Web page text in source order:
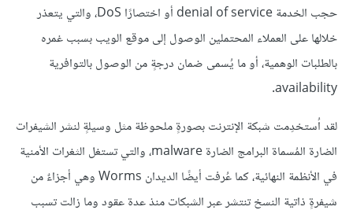
حجب الخدمة denial of service أو اختصارًا DoS، والتي يتعذر
خلالها على العملاء المحتملين الوصول إلى موقع الويب بسبب غمره
بالطلبات الوهمية، أو ما يُسمى ضمان درجةٍ من الوصول بالتوافرية
availability.
لقد اُستخدِمت شبكة الإنترنت بصورةٍ ملحوظة مثل وسيلةٍ لنشر الشيفرات
الضارة المُسماة البرامج الضارة malware، والتي تستغل الثغرات الأمنية
في الأنظمة النهائية، كما عُرفت أيضًا الديدان Worms وهي أجزاءٌ من
شيفرةٍ ذاتية النسخ تنتشر عبر الشبكات منذ عدة عقود وما زالت تسبب